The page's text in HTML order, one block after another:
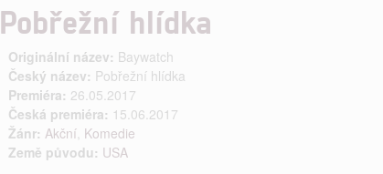
Pobřežní hlídka
Originální název: Baywatch
Český název: Pobřežní hlídka
Premiéra: 26.05.2017
Česká premiéra: 15.06.2017
Žánr: Akční, Komedie
Země původu: USA